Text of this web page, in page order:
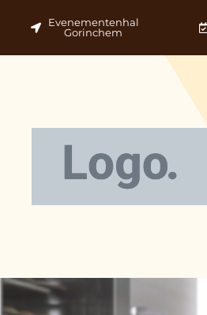
Evenementenhal
Gorinchem